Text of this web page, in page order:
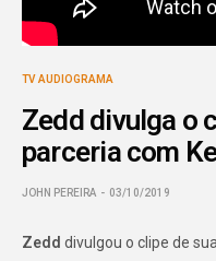
TV AUDIOGRAMA
Zedd divulga o
parceria com
JOHN PEREIRA 03/10/2019
Zedd divulgou o clipe de